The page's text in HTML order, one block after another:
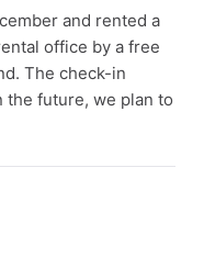
and rented a
office by a free
The check-in
the future, we plan to